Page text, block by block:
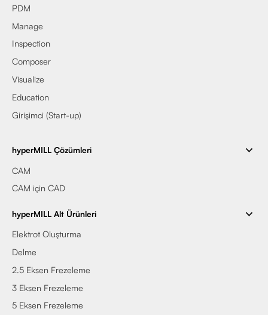
PDM
Manage
Inspection
Composer
Visualize
Education
Girişimci (Start-up)
hyperMILL Çözümleri
CAM
CAM için CAD
hyperMILL Alt Ürünleri
Elektrot Oluşturma
Delme
2.5 Eksen Frezeleme
3 Eksen Frezeleme
5 Eksen Frezeleme